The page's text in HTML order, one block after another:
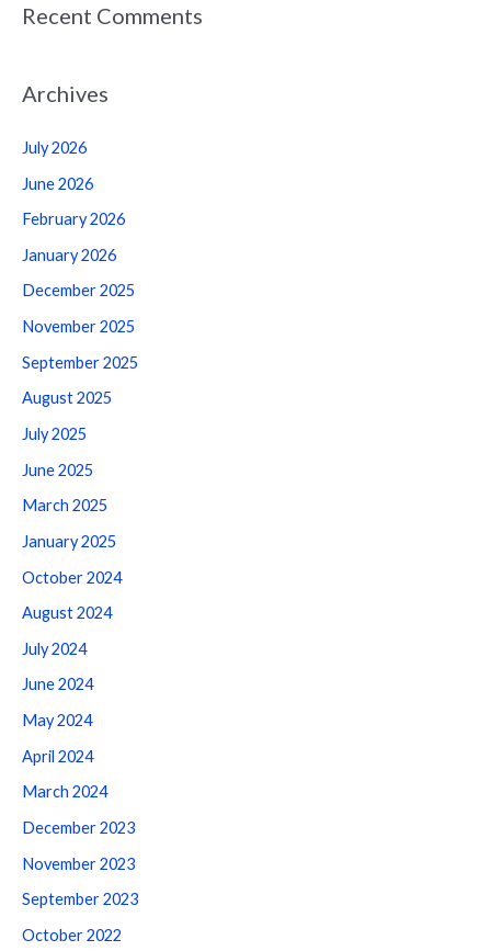
Recent Comments
Archives
July 2026
June 2026
February 2026
January 2026
December 2025
November 2025
September 2025
August 2025
July 2025
June 2025
March 2025
January 2025
October 2024
August 2024
July 2024
June 2024
May 2024
April 2024
March 2024
December 2023
November 2023
September 2023
October 2022